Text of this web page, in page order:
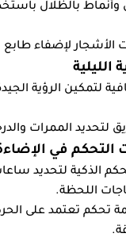
بالظلال
الأشجار لإضفاء طابع
الليلية
لتمكين الرؤية
لتحديد الممرات
التحكم في
الذكية لتحديد
اللحظة.
تحكم تعتمد على